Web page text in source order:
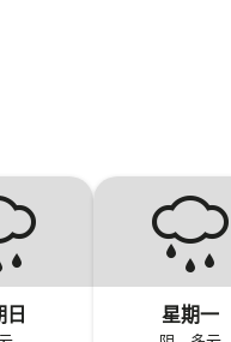
日 星期一